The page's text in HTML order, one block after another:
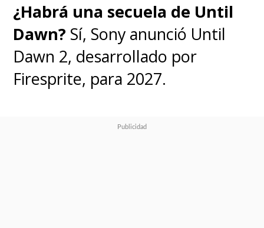
¿Habrá una secuela de Until
Dawn? Sí, Sony anunció Until
Dawn 2, desarrollado por
Firesprite, para 2027.